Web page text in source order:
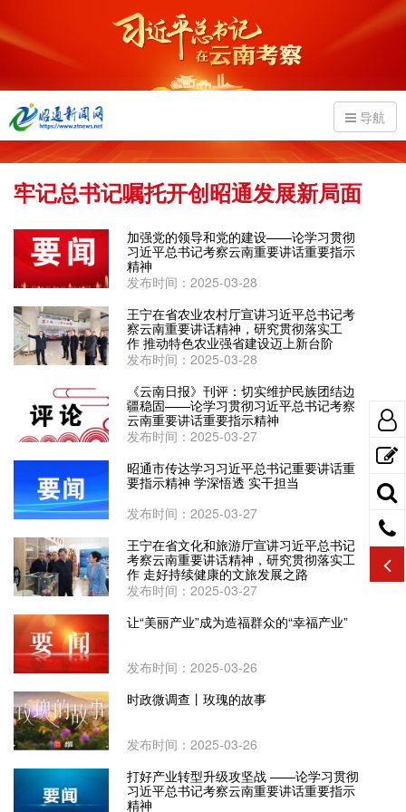
导航
牢记总书记嘱托开创昭通发展新局面
加强党的领导和党的建设——论学习贯彻
习近平总书记考察云南重要讲话重要指示
精神
发布时间：2025-03-28
王宁在省农业农村厅宣讲习近平总书记考
察云南重要讲话精神，研究贯彻落实工
作 推动特色农业强省建设迈上新台阶
发布时间：2025-03-28
《云南日报》刊评：切实维护民族团结边
疆稳固​——论学习贯彻习近平总书记考察
云南重要讲话重要指示精神
发布时间：2025-03-27
昭通市传达学习习近平总书记重要讲话重
要指示精神 学深悟透 实干担当
发布时间：2025-03-27
王宁在省文化和旅游厅宣讲习近平总书记
考察云南重要讲话精神，研究贯彻落实工
作 走好持续健康的文旅发展之路
发布时间：2025-03-27
让“美丽产业”成为造福群众的“幸福产业”
发布时间：2025-03-26
时政微调查丨玫瑰的故事
发布时间：2025-03-26
打好产业转型升级攻坚战 ——论学习贯彻
习近平总书记考察云南重要讲话重要指示
精神